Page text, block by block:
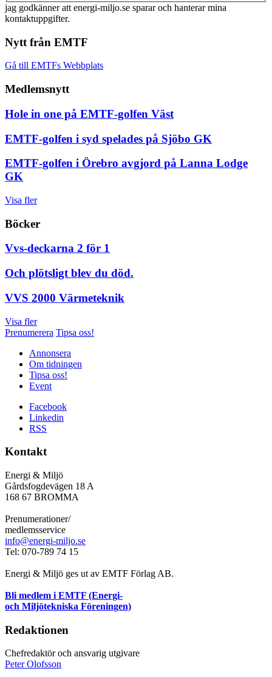
jag godkänner att energi-miljo.se sparar och hanterar mina
kontaktuppgifter.
Nytt från EMTF
Gå till EMTFs Webbplats
Medlemsnytt
Hole in one på EMTF-golfen Väst
EMTF-golfen i syd spelades på Sjöbo GK
EMTF-golfen i Örebro avgjord på Lanna Lodge
GK
Visa fler
Böcker
Vvs-deckarna 2 för 1
Och plötsligt blev du död.
VVS 2000 Värmeteknik
Visa fler
Prenumerera Tipsa oss!
Annonsera
Om tidningen
Tipsa oss!
Event
Facebook
Linkedin
RSS
Kontakt
Energi & Miljö
Gårdsfogdevägen 18 A
168 67 BROMMA
Prenumerationer/
medlemsservice
info@energi-miljo.se
Tel: 070-789 74 15
Energi & Miljö ges ut av EMTF Förlag AB.
Bli medlem i EMTF (Energi-
och Miljötekniska Föreningen)
Redaktionen
Chefredaktör och ansvarig utgivare
Peter Olofsson